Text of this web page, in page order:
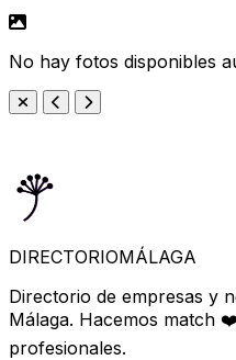
No hay fotos disponibles
DIRECTORIOMÁLAGA
Directorio de empresas y
Málaga. Hacemos match
profesionales.